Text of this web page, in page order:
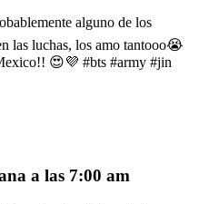
alguno de los
las luchas, los amo tantooo😭
😍💜 #bts #army #jin
a las 7:00 am